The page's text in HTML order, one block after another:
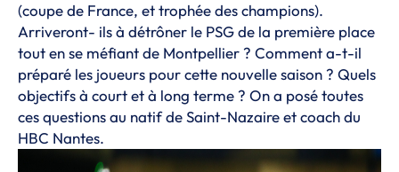
(coupe de France, et trophée des champions).
Arriveront- ils à détrôner le PSG de la première place
tout en se méfiant de Montpellier ? Comment a-t-il
préparé les joueurs pour cette nouvelle saison ? Quels
objectifs à court et à long terme ? On a posé toutes
ces questions au natif de Saint-Nazaire et coach du
HBC Nantes.